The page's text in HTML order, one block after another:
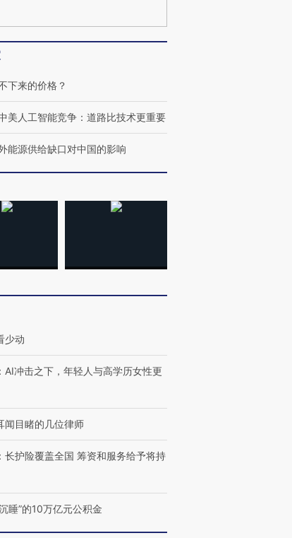
万
育部长拱下台
飞地休达
博
下来的价格？
美人工智能竞争：道路比技术更重要
能源供给缺口对中国的影响
少动
： AI冲击之下，年轻人与高学历女性更
闻目睹的几位律师
： 长护险覆盖全国 筹资和服务给予将持
睡”的10万亿元公积金